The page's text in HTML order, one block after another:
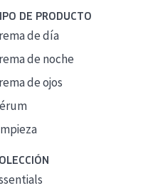
DE PRODUCTO
de día
de noche
de ojos